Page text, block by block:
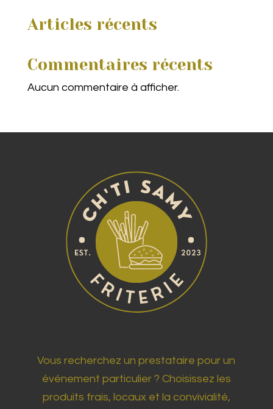
Articles récents
Commentaires récents
Aucun commentaire à afficher.
Vous recherchez un prestataire pour un
événement particulier ? Choisissez les
produits frais, locaux et la convivialité,